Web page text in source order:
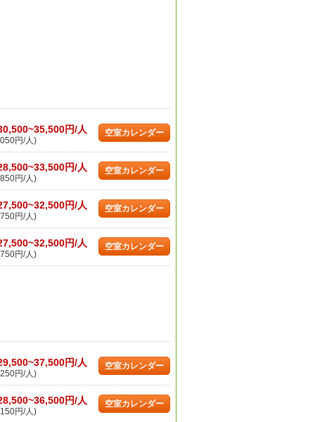
円/人
円/人)
空室カレンダー
円/人
円/人)
空室カレンダー
円/人
円/人)
空室カレンダー
円/人
円/人)
空室カレンダー
円/人
円/人)
空室カレンダー
円/人
円/人)
空室カレンダー